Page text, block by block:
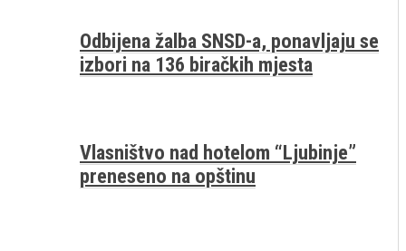
Odbijena žalba SNSD-a, ponavljaju se
izbori na 136 biračkih mjesta
Vlasništvo nad hotelom “Ljubinje”
preneseno na opštinu